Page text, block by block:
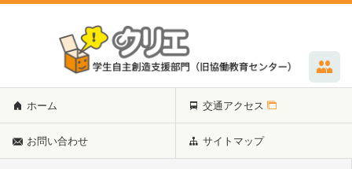
ホーム 交通アクセス
お問い合わせ サイトマップ